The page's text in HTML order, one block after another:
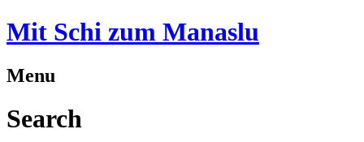
Mit Schi zum Manaslu
Menu
Search